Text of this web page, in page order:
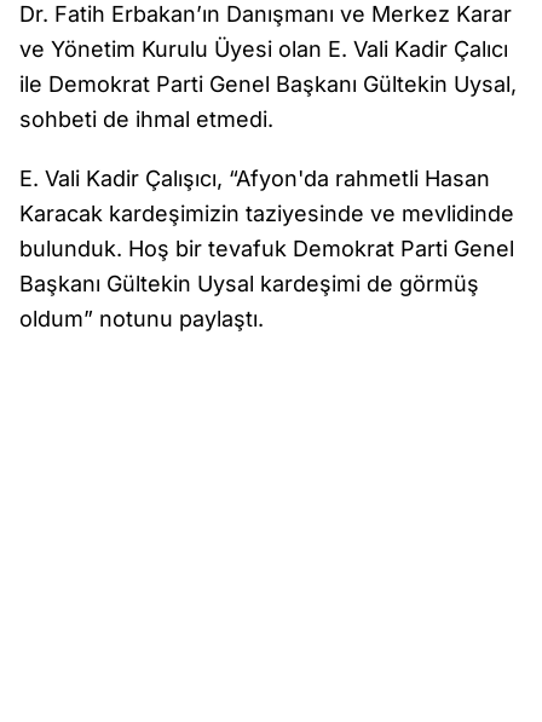
Dr. Fatih Erbakan’ın Danışmanı ve Merkez Karar
ve Yönetim Kurulu Üyesi olan E. Vali Kadir Çalıcı
ile Demokrat Parti Genel Başkanı Gültekin Uysal,
sohbeti de ihmal etmedi.
E. Vali Kadir Çalışıcı, “Afyon'da rahmetli Hasan
Karacak kardeşimizin taziyesinde ve mevlidinde
bulunduk. Hoş bir tevafuk Demokrat Parti Genel
Başkanı Gültekin Uysal kardeşimi de görmüş
oldum” notunu paylaştı.